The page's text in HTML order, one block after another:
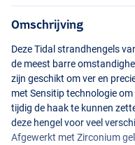
Omschrijving
Deze Tidal strandhengels
de meest barre
zijn geschikt om ver en
met Sensitip technologie
tijdig de haak te kunnen
deze hengel voor veel
Afgewerkt met Zirconium